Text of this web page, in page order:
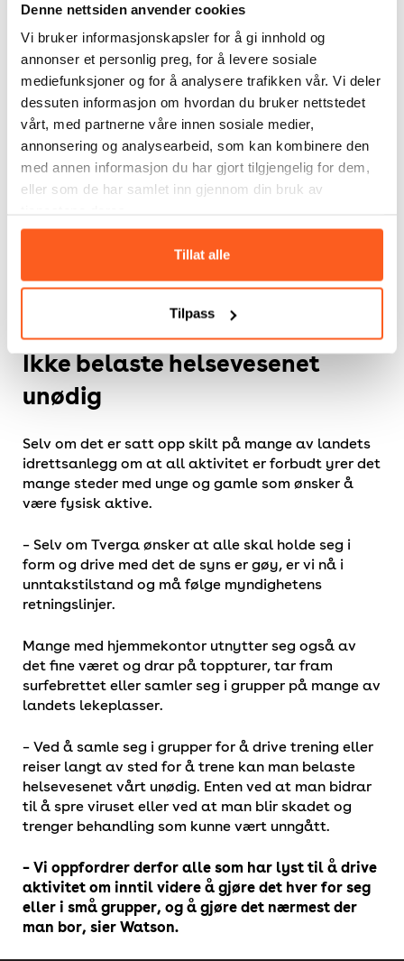
Denne nettsiden anvender cookies
Vi bruker informasjonskapsler for å gi innhold og
annonser et personlig preg, for å levere sosiale
mediefunksjoner og for å analysere trafikken vår. Vi deler
dessuten informasjon om hvordan du bruker nettstedet
vårt, med partnerne våre innen sosiale medier,
annonsering og analysearbeid, som kan kombinere den
med annen informasjon du har gjort tilgjengelig for dem,
eller som de har samlet inn gjennom din bruk av
Tillat alle
Tilpass
Det innbefatter også stenging av alle kommunale
idrettsanlegg flere uker framover.
Kaotisk situasjon
Samtidig henstiller myndighetene og idretten til at
befolkningen skal holde seg i aktivitet, men på
egenhånd og nært der du bor.
aktiviteten egenorganisert. De som vanligvis trener
i et idrettslag gjør øvelser hjemme eller drar til
ikke driver organisert aktivitet holder kanskje på
mer enn de pleier for å få tiden til å gå, sier Watson.
Ikke belaste helsevesenet
unødig
Selv om det er satt opp skilt på mange av landets
idrettsanlegg om at all aktivitet er forbudt yrer det
mange steder med unge og gamle som ønsker å
være fysisk aktive.
– Selv om Tverga ønsker at alle skal holde seg i
form og drive med det de syns er gøy, er vi nå i
unntakstilstand og må følge myndighetens
retningslinjer.
Mange med hjemmekontor utnytter seg også av
det fine været og drar på toppturer, tar fram
surfebrettet eller samler seg i grupper på mange av
landets lekeplasser.
– Ved å samle seg i grupper for å drive trening eller
reiser langt av sted for å trene kan man belaste
helsevesenet vårt unødig. Enten ved at man bidrar
til å spre viruset eller ved at man blir skadet og
trenger behandling som kunne vært unngått.
– Vi oppfordrer derfor alle som har lyst til å drive
aktivitet om inntil videre å gjøre det hver for seg
eller i små grupper, og å gjøre det nærmest der
man bor, sier Watson.